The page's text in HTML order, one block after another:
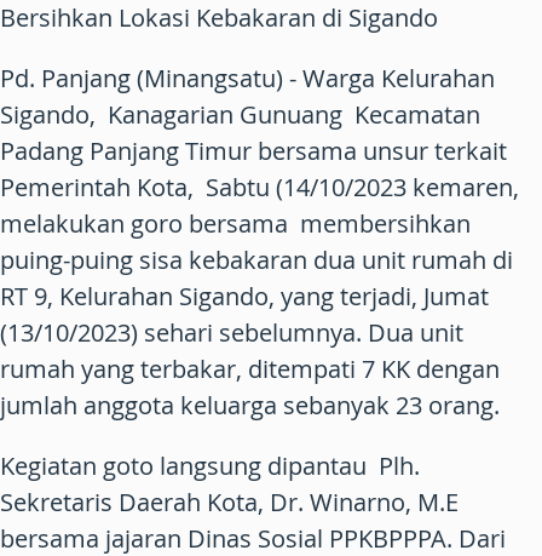
Bersihkan Lokasi Kebakaran di Sigando
Pd. Panjang (Minangsatu) - Warga Kelurahan
Sigando, Kanagarian Gunuang Kecamatan
Padang Panjang Timur bersama unsur terkait
Pemerintah Kota, Sabtu (14/10/2023 kemaren,
melakukan goro bersama membersihkan
puing-puing sisa kebakaran dua unit rumah di
RT 9, Kelurahan Sigando, yang terjadi, Jumat
(13/10/2023) sehari sebelumnya. Dua unit
rumah yang terbakar, ditempati 7 KK dengan
jumlah anggota keluarga sebanyak 23 orang.
Kegiatan goto langsung dipantau Plh.
Sekretaris Daerah Kota, Dr. Winarno, M.E
bersama jajaran Dinas Sosial PPKBPPPA. Dari